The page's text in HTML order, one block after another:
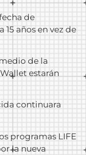
de
15 años en vez de
de la
estarán
continuara
programas LIFE
la nueva